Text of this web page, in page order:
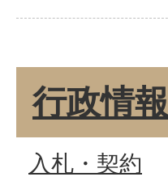
行政情報
入札・契約